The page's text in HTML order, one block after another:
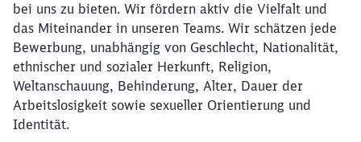
bei uns zu bieten. Wir fördern aktiv die Vielfalt und
das Miteinander in unseren Teams. Wir schätzen jede
Bewerbung, unabhängig von Geschlecht, Nationalität,
ethnischer und sozialer Herkunft, Religion,
Weltanschauung, Behinderung, Alter, Dauer der
Arbeitslosigkeit sowie sexueller Orientierung und
Identität.